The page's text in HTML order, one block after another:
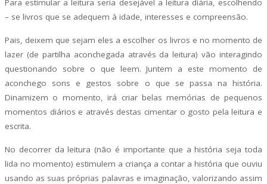
– se livros que se adequem à idade, interesses e compreensão.
Pais, deixem que sejam eles a escolher os livros e no momento de
lazer (de partilha aconchegada através da leitura) vão interagindo
questionando sobre o que leem. Juntem a este momento de
aconchego sons e gestos sobre o que se passa na história.
Dinamizem o momento, irá criar belas memórias de pequenos
momentos diários e através destas cimentar o gosto pela leitura e
escrita.
No decorrer da leitura (não é importante que a história seja toda
lida no momento) estimulem a criança a contar a história que ouviu
usando as suas próprias palavras e imaginação, valorizando assim